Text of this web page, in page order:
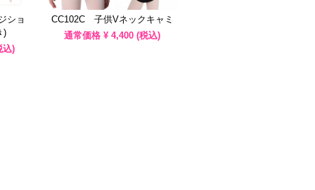
ショ
)
込)
CC102C 子供Vネックキャミ
通常価格 ¥ 4,400 (税込)